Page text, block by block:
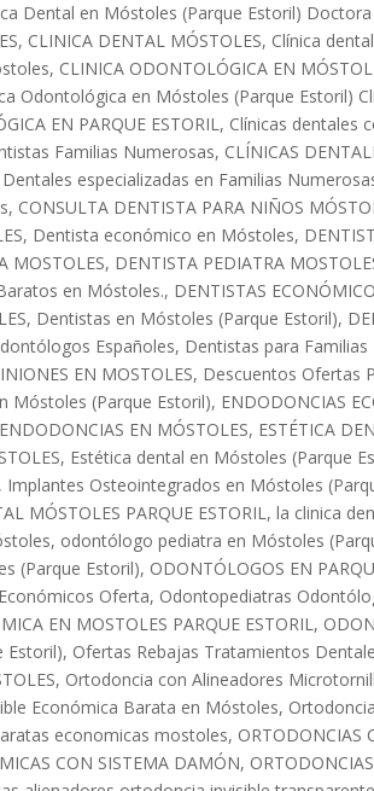
Dental en Móstoles (Parque Estoril)
, CLINICA DENTAL MÓSTOLES, Clínica
, CLINICA ODONTOLÓGICA EN
Odontológica en Móstoles (Parque Estoril)
EN PARQUE ESTORIL, Clínicas dentales
Familias Numerosas, CLÍNICAS
Dentales especializadas en Familias
, CONSULTA DENTISTA PARA NIÑOS
, Dentista económico en Móstoles,
MOSTOLES, DENTISTA PEDIATRA
en Móstoles., DENTISTAS
, Dentistas en Móstoles (Parque Estoril),
Españoles, Dentistas para
EN MOSTOLES, Descuentos Ofertas
Móstoles (Parque Estoril), ENDODONCIAS
ENDODONCIAS EN MÓSTOLES, ESTÉTICA
, Estética dental en Móstoles (Parque
, Implantes Osteointegrados en Móstoles
MÓSTOLES PARQUE ESTORIL,la clinica
, odontólogo pediatra en Móstoles
(Parque Estoril), ODONTÓLOGOS EN
Oferta, Odontopediatras
EN MOSTOLES PARQUE ESTORIL,
Estoril), Ofertas Rebajas Tratamientos
, Ortodoncia con Alineadores
Económica Barata en Móstoles,
economicas mostoles, ORTODONCIAS
CON SISTEMA DAMÓN,